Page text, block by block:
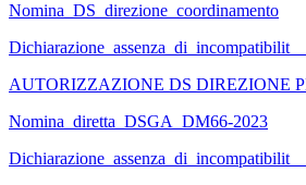
Nomina_DS_direzione_coordinamento
AUTORIZZAZIONE DS DIREZIONE
Nomina_diretta_DSGA_DM66-2023